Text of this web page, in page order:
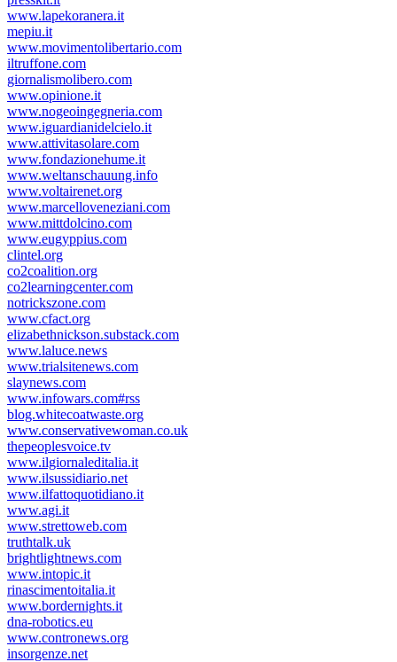
www.lapekoranera.it
mepiu.it
www.movimentolibertario.com
iltruffone.com
giornalismolibero.com
www.opinione.it
www.nogeoingegneria.com
www.iguardianidelcielo.it
www.attivitasolare.com
www.fondazionehume.it
www.weltanschauung.info
www.voltairenet.org
www.marcelloveneziani.com
www.mittdolcino.com
www.eugyppius.com
clintel.org
co2coalition.org
co2learningcenter.com
notrickszone.com
www.cfact.org
elizabethnickson.substack.com
www.laluce.news
www.trialsitenews.com
slaynews.com
www.infowars.com#rss
blog.whitecoatwaste.org
www.conservativewoman.co.uk
thepeoplesvoice.tv
www.ilgiornaleditalia.it
www.ilsussidiario.net
www.ilfattoquotidiano.it
www.agi.it
www.strettoweb.com
truthtalk.uk
brightlightnews.com
www.intopic.it
rinascimentoitalia.it
www.bordernights.it
dna-robotics.eu
www.contronews.org
insorgenze.net